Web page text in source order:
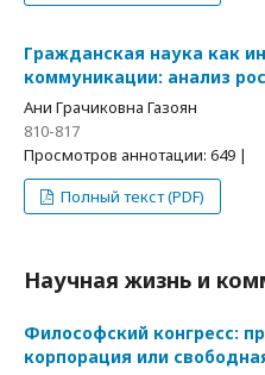
Гражданская наука как
коммуникации: анализ
Ани Грачиковна Газоян
810-817
Просмотров аннотации: 649 |
Полный текст (PDF)
Научная жизнь и
Философский конгресс:
корпорация или